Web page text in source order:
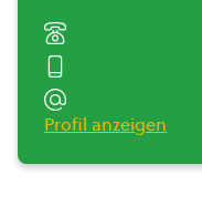
Profil anzeigen